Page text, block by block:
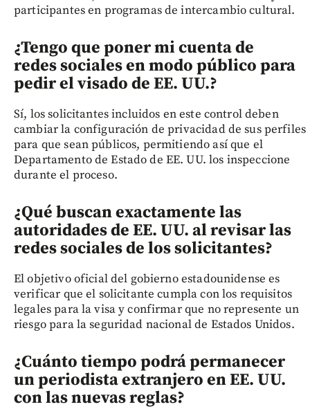
participantes en programas de intercambio cultural.
¿Tengo que poner mi cuenta de
redes sociales en modo público para
pedir el visado de EE. UU.?
Sí, los solicitantes incluidos en este control deben
cambiar la configuración de privacidad de sus perfiles
para que sean públicos, permitiendo así que el
Departamento de Estado de EE. UU. los inspeccione
durante el proceso.
¿Qué buscan exactamente las
autoridades de EE. UU. al revisar las
redes sociales de los solicitantes?
El objetivo oficial del gobierno estadounidense es
verificar que el solicitante cumpla con los requisitos
legales para la visa y confirmar que no represente un
riesgo para la seguridad nacional de Estados Unidos.
¿Cuánto tiempo podrá permanecer
un periodista extranjero en EE. UU.
con las nuevas reglas?